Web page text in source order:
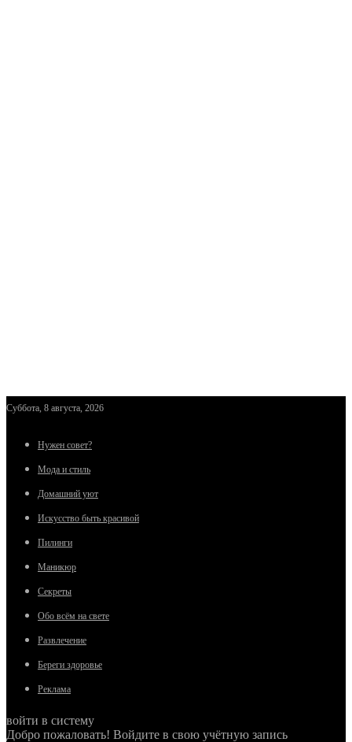
Суббота, 8 августа, 2026
Нужен совет?
Мода и стиль
Домашний уют
Искусство быть красивой
Пилинги
Маникюр
Секреты
Обо всём на свете
Развлечение
Береги здоровье
Реклама
войти в систему
Добро пожаловать! Войдите в свою учётную запись